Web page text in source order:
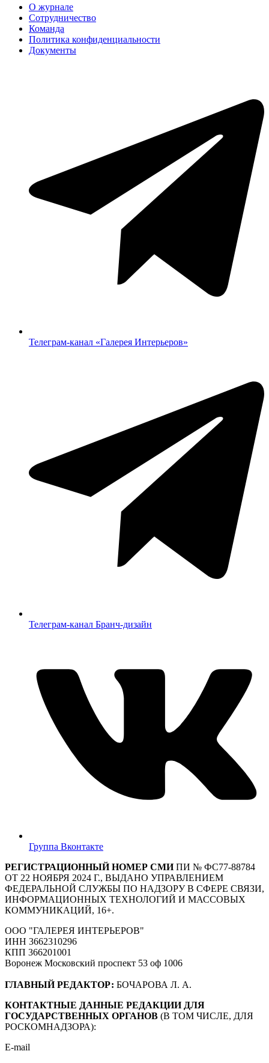
О журнале
Сотрудничество
Команда
Политика конфиденциальности
Документы
Телеграм-канал «‎Галерея Интерьеров»‎
Телеграм-канал Бранч-дизайн
Группа Вконтакте
РЕГИСТРАЦИОННЫЙ НОМЕР СМИПИ № ФС77-88784
ОТ 22 НОЯБРЯ 2024 Г., ВЫДАНО УПРАВЛЕНИЕМ
ФЕДЕРАЛЬНОЙ СЛУЖБЫ ПО НАДЗОРУ В СФЕРЕ СВЯЗИ,
ИНФОРМАЦИОННЫХ ТЕХНОЛОГИЙ И МАССОВЫХ
КОММУНИКАЦИЙ, 16+.
ООО "ГАЛЕРЕЯ ИНТЕРЬЕРОВ"
ИНН 3662310296
КПП 366201001
Воронеж Московский проспект 53 оф 1006
ГЛАВНЫЙ РЕДАКТОР: БОЧАРОВА Л. А.
КОНТАКТНЫЕ ДАННЫЕ РЕДАКЦИИ ДЛЯ
ГОСУДАРСТВЕННЫХ ОРГАНОВ (В ТОМ ЧИСЛЕ, ДЛЯ
РОСКОМНАДЗОРА):
E-mail